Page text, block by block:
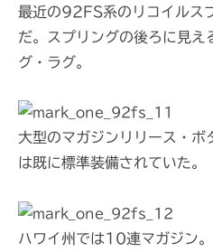
最近の92FS系のリコイルス
だ。スプリングの後ろに見え
グ・ラグ。
大型のマガジンリリース・
は既に標準装備されていた。
ハワイ州では10連マガジン。